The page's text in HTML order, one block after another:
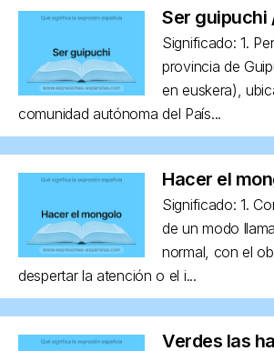
Ser guipuchi
Significado: 1.
provincia de
en euskera),
comunidad autónoma del País...
Hacer el
Significado: 1.
de un modo
normal, con el
despertar la atención o el i...
Verdes las